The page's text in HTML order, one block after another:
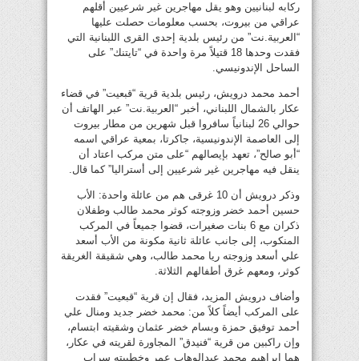
ركابه لبنانيين وهو يقل مهاجرين غير شرعيين أقلهم
عراقي من بيروت، بحسب معلومات حصلت عليها
“العربية.نت” من رئيس بلدية إحدى القرى اللبنانية التي
فقدت وحدها 18 قتيلاً مرة واحدة في “تايتنك” على
الساحل الإندونيسي.
أحمد محمد درويش، رئيس بلدية قرية “قبعيت” في قضاء
عكار بالشمال اللبناني، أخبر “العربية.نت” عبر الهاتف أن
حوالي 26 لبنانياً سافروا قبل شهرين من مطار بيروت
إلى العاصمة الإندونيسية، جاكرتا، بمعية عراقي اسمه
“أبو صالح”، تعهد بإيصالهم “على متن مركب اعتاد أن
ينقل فيه مهاجرين غير شرعيين إلى أستراليا” كما قال.
وذكر درويش أن 10 غرقى هم من عائلة واحدة: الأب
حسين أحمد خضر وزوجته كوثر محمد طالب وطفلان
ذكران مع 6 بنات صغيرات، قضوا جميعاً في المركب
المنكوب، إلى جانب عائلة ثانية مكونة من الأب أسعد
علي أسعد وزوجته ريا محمد طالب، وهي شقيقة الغريقة
كوثر، ومعهم غرق أطفالهم الثلاثة.
وأضاف درويش المزيد، فقال إن قرية “قبعيت” فقدت
على المركب أيضاً كلاً من: محمد خضر جديد ومنال علي
أحمد توفيق حمزة وبسام خضر عثمان وشقيته ابتسام،
وإن راكبين من قرية “فنيدق” المجاورة لقريته في عكار،
هما إبراهيم محمد عبدالوهاب عمر وخطيبته سراب